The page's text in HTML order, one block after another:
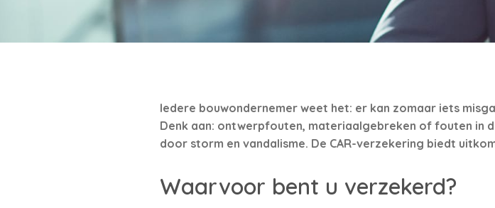
Iedere bouwondernemer weet het: er kan zomaar iets
Denk aan: ontwerpfouten, materiaalgebreken of fouten in
door storm en vandalisme. De CAR-verzekering biedt
Waarvoor bent u verzekerd?